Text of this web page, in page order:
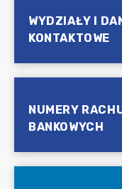
WYDZIAŁY I
KONTAKTOWE
NUMERY
BANKOWYCH